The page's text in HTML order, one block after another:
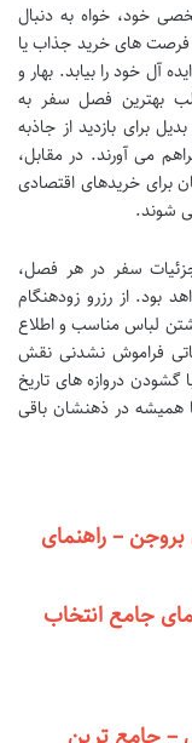
خود، خواه به دنبال
فرصت های خرید جذاب یا
آل خود را بیابد. بهار و
بهترین فصل سفر به
برای بازدید از جاذبه
می آورند. در مقابل،
برای خریدهای اقتصادی
شوند.
سفر در هر فصل،
بود. از رزرو زودهنگام
لباس مناسب و اطلاع
فراموش نشدنی نقش
گشودن دروازه های تاریخ
همیشه در ذهنشان باقی
– راهنمای
جامع انتخاب